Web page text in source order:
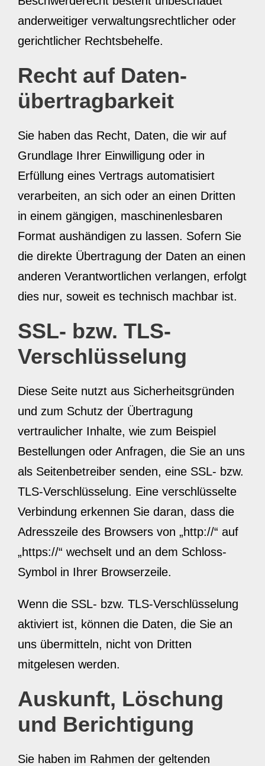
anderweitiger verwaltungsrechtlicher oder
gerichtlicher Rechtsbehelfe.
Recht auf Daten­
übertrag­barkeit
Sie haben das Recht, Daten, die wir auf
Grundlage Ihrer Einwilligung oder in
Erfüllung eines Vertrags automatisiert
verarbeiten, an sich oder an einen Dritten
in einem gängigen, maschinenlesbaren
Format aushändigen zu lassen. Sofern Sie
die direkte Übertragung der Daten an einen
anderen Verantwortlichen verlangen, erfolgt
dies nur, soweit es technisch machbar ist.
SSL- bzw. TLS-
Verschlüsselung
Diese Seite nutzt aus Sicherheitsgründen
und zum Schutz der Übertragung
vertraulicher Inhalte, wie zum Beispiel
Bestellungen oder Anfragen, die Sie an uns
als Seitenbetreiber senden, eine SSL- bzw.
TLS-Verschlüsselung. Eine verschlüsselte
Verbindung erkennen Sie daran, dass die
Adresszeile des Browsers von „http://“ auf
„https://“ wechselt und an dem Schloss-
Symbol in Ihrer Browserzeile.
Wenn die SSL- bzw. TLS-Verschlüsselung
aktiviert ist, können die Daten, die Sie an
uns übermitteln, nicht von Dritten
mitgelesen werden.
Auskunft, Löschung
und Berichtigung
Sie haben im Rahmen der geltenden